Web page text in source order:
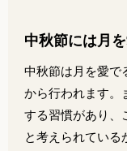
中秋節には月
中秋節は月を愛で
から行われます。
する習慣があり、
と考えられている